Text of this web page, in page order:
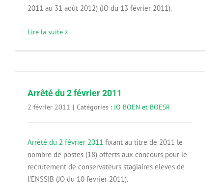
2011 au 31 août 2012) (JO du 13 février 2011).
Lire la suite
Arrêté du 2 février 2011
2 février 2011 | Catégories : JO BOEN et BOESR
Arrêté du 2 février 2011 fixant au titre de 2011 le
nombre de postes (18) offerts aux concours pour le
recrutement de conservateurs stagiaires eleves de
l'ENSSIB (JO du 10 fevrier 2011).